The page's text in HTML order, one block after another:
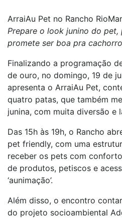
ArraiAu Pet no Rancho
Prepare o look junino do pet,
promete ser boa pra cachorro
Finalizando a programação
de ouro, no domingo, 19 de
apresenta o ArraiAu Pet,
quatro patas, que também
junina, com muita diversão e
Das 15h às 19h, o Rancho
pet friendly, com uma
receber os pets com
de produtos, petiscos e
‘aunimação’.
Além disso, o encontro
do projeto socioambiental